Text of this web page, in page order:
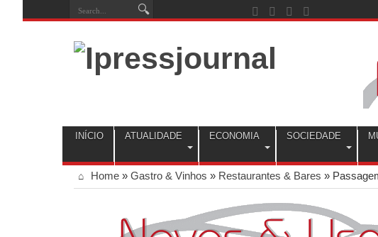
INÍCIO ATUALIDADE ECONOMIA SOCIEDADE
Home » Gastro & Vinhos » Restaurantes & Bares »